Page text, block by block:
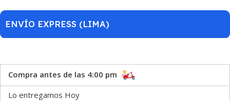
ENVÍO EXPRESS (LIMA)
Compra antes de las 4:00 pm
Lo entregamos Hoy